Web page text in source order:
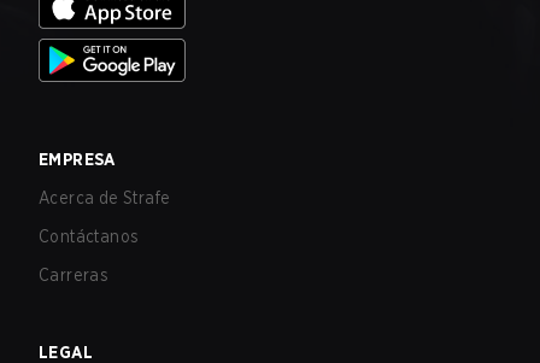
EMPRESA
Acerca de Strafe
Contáctanos
Carreras
LEGAL